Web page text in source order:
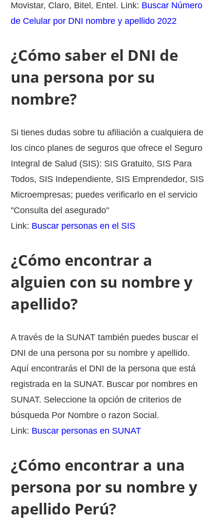
Movistar, Claro, Bitel, Entel. Link: Buscar Número
de Celular por DNI nombre y apellido 2022
¿Cómo saber el DNI de
una persona por su
nombre?
Si tienes dudas sobre tu afiliación a cualquiera de
los cinco planes de seguros que ofrece el Seguro
Integral de Salud (SIS): SIS Gratuito, SIS Para
Todos, SIS Independiente, SIS Emprendedor, SIS
Microempresas; puedes verificarlo en el servicio
"Consulta del asegurado"
Link: Buscar personas en el SIS
¿Cómo encontrar a
alguien con su nombre y
apellido?
A través de la SUNAT también puedes buscar el
DNI de una persona por su nombre y apellido.
Aquí encontrarás el DNI de la persona que está
registrada en la SUNAT. Buscar por nombres en
SUNAT. Seleccione la opción de criterios de
búsqueda Por Nombre o razon Social.
Link: Buscar personas en SUNAT
¿Cómo encontrar a una
persona por su nombre y
apellido Perú?